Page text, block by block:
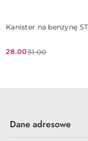
Kanister na benzynę
Cena
28.00
Cena
31.00
Dane adresowe